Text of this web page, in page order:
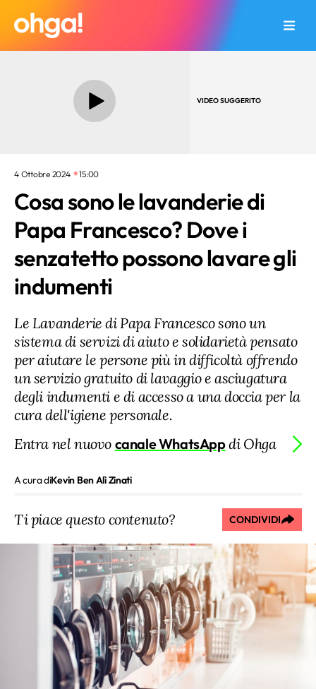
VIDEO SUGGERITO
4 Ottobre 2024 15:00
Cosa sono le lavanderie di
Papa Francesco? Dove i
senzatetto possono lavare gli
indumenti
Le Lavanderie di Papa Francesco sono un
sistema di servizi di aiuto e solidarietà pensato
per aiutare le persone più in difficoltà offrendo
un servizio gratuito di lavaggio e asciugatura
degli indumenti e di accesso a una doccia per la
cura dell'igiene personale.
Entra nel nuovo canale WhatsAppdi Ohga
A cura diKevin Ben Alì Zinati
Ti piace questo contenuto? CONDIVIDI